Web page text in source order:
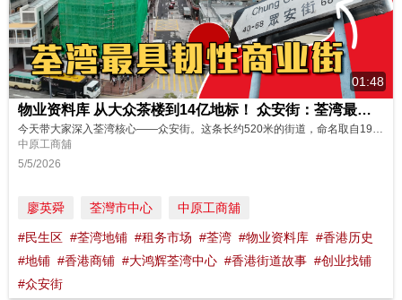
01:48
物业资料库 从大众茶楼到14亿地标！ 众安街：荃湾最具韧性商业街
中原工商舖
5/5/2026
廖英舜 荃灣市中心 中原工商舖
#民生区 #荃湾地铺 #租务市场 #荃湾 #物业资料库 #香港历史
#地铺 #香港商铺 #大鸿辉荃湾中心 #香港街道故事 #创业找铺
#众安街